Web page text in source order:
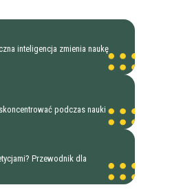
inteligencja zmienia naukę
podczas nauki
Przewodnik dla